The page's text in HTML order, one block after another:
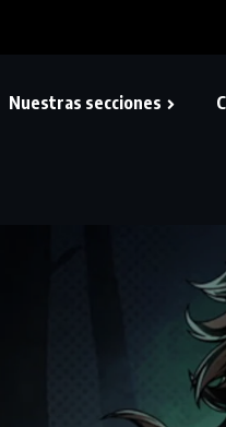
Nuestras secciones